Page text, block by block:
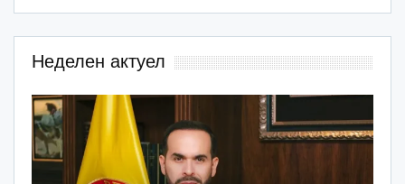
Неделен актуел